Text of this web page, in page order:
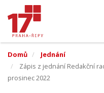
hlavnímu
obsahu
Domů
Jednání
Zápis z jednání Redakční
prosinec 2022